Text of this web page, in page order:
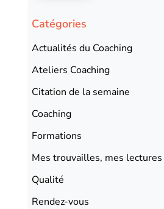
Catégories
Actualités du Coaching
Ateliers Coaching
Citation de la semaine
Coaching
Formations
Mes trouvailles, mes lectures
Qualité
Rendez-vous